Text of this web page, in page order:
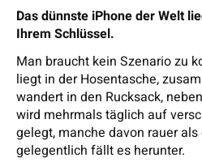
Das dünnste iPhone der Welt
Ihrem Schlüssel.
Man braucht kein Szenario zu
liegt in der Hosentasche,
wandert in den Rucksack,
wird mehrmals täglich auf
gelegt, manche davon rauer als
gelegentlich fällt es herunter.